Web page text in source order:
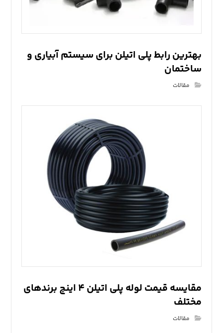
بهترین رابط پلی اتیلن برای سیستم آبیاری و
ساختمان
مقالات
مقایسه قیمت لوله پلی اتیلن ۴ اینچ برندهای
مختلف
مقالات